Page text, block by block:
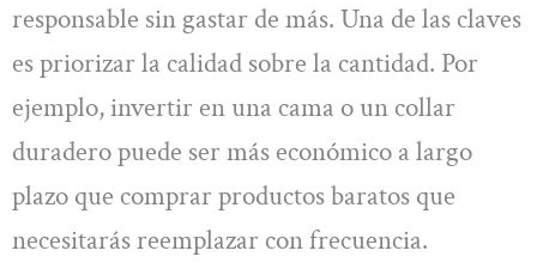
responsable sin gastar de más. Una de las claves
es priorizar la calidad sobre la cantidad. Por
ejemplo, invertir en una cama o un collar
duradero puede ser más económico a largo
plazo que comprar productos baratos que
necesitarás reemplazar con frecuencia.